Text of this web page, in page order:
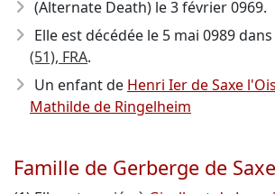
(Alternate Death) le 3 février 0969.
Elle est décédée le 5 mai 0989dans
(51), FRA.
Un enfant de Henri Ier de Saxe
Mathilde de Ringelheim
Famille de Gerberge de Saxe